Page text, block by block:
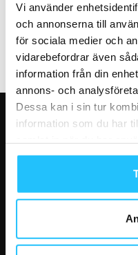
Vi använder
och annonserna till
för sociala medier och
vidarebefordrar även
information från din
annons- och
Dessa kan i sin tur
information som du har
Effect TV
VÅRA FAVORITER
Nike
nästa
AI
efter